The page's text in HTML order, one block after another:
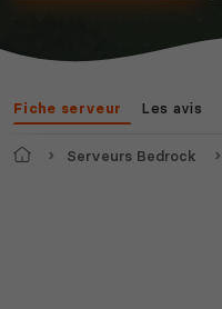
Fiche serveur Les avis
AccueilServeurs Bedrock